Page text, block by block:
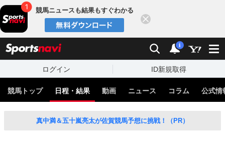
競馬ニュースも結果もすぐわかる
検索 通知
i
ログイン ID新規取得
競馬トップ 日程・結果 動画 ニュース コラム 公式情
真中満＆五十嵐亮太が佐賀競馬予想に挑戦！（PR）